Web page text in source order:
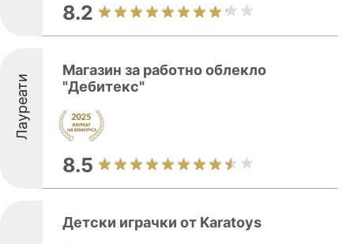
8.2
Лауреати
Магазин за работно облекло
"Дебитекс"
8.5
Детски играчки от Karatoys